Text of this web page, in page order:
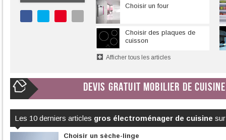
Choisir un four
Choisir des plaques de
cuisson
Afficher tous les articles
DEVIS GRATUIT MOBILIER DE CUISINE
Les 10 derniers articles gros électroménager de cuisine
Choisir un sèche-linge